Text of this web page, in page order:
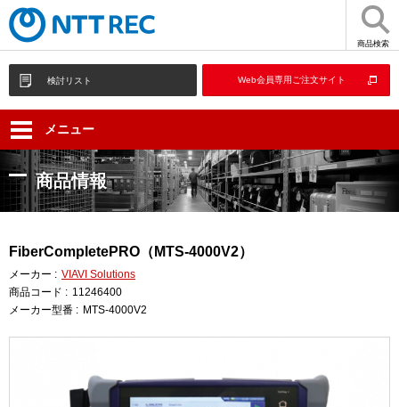
商品検索
検討リスト Web会員専用ご注文サイト
メニュー
商品情報
FiberCompletePRO（MTS-4000V2）
メーカー : VIAVI Solutions
商品コード : 11246400
メーカー型番 : MTS-4000V2